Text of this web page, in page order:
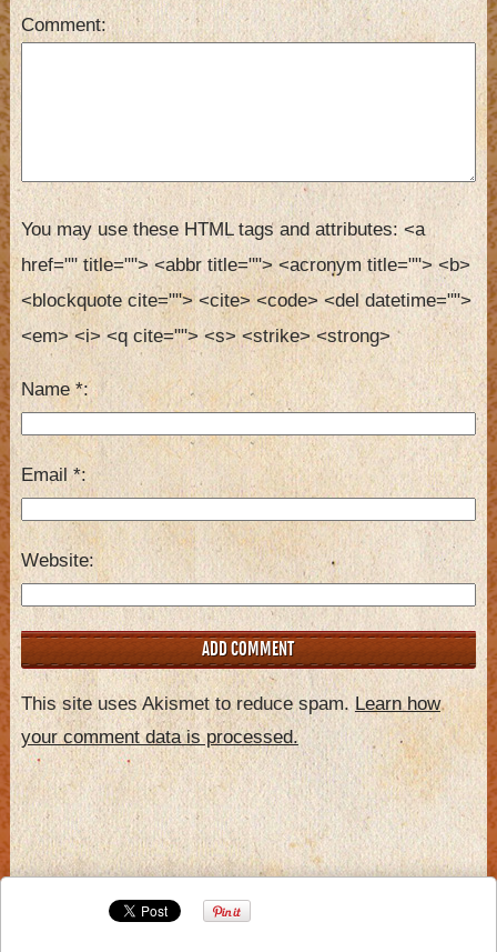
Comment
You may use these HTML tags and attributes: <a
href="" title=""> <abbr title=""> <acronym title=""> <b>
<blockquote cite=""> <cite> <code> <del datetime="">
<em> <i> <q cite=""> <s> <strike> <strong>
Name*
Email*
Website
This site uses Akismet to reduce spam. Learn how
your comment data is processed.